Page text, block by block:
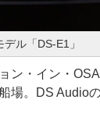
ル「DS-E1」
ン・イン・
場。DS Audio